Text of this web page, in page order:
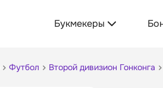
Букмекеры
Футбол Второй дивизион Гонконга